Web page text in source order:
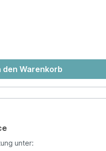
den Warenkorb
unter: